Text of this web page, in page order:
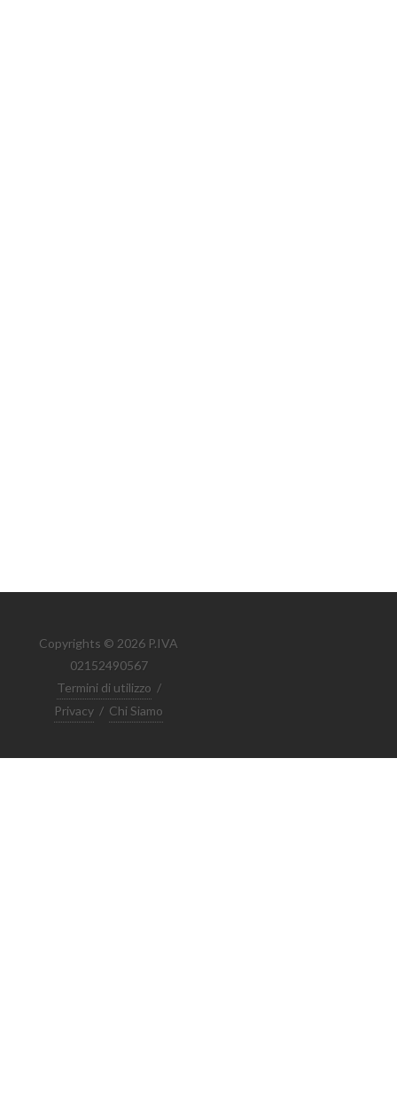
Copyrights © 2026 P.IVA
02152490567
Termini di utilizzo /
Privacy / Chi Siamo